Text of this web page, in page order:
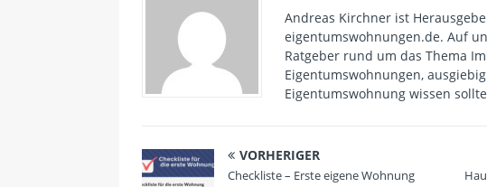
Andreas Kirchner ist
eigentumswohnungen.de. Auf
Ratgeber rund um das Thema
Eigentumswohnungen,
Eigentumswohnung wissen
VORHERIGER
Checkliste – Erste eigene Wohnung